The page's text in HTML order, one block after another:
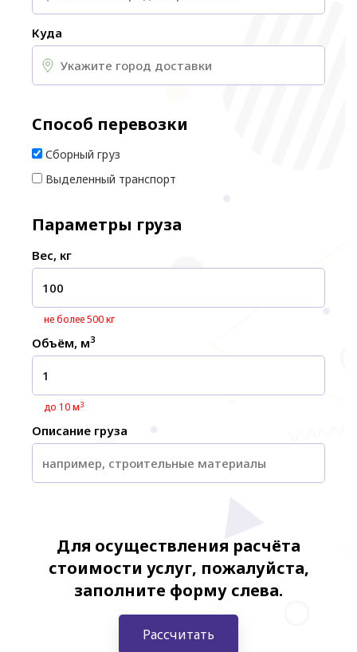
Куда
Способ перевозки
Сборный груз
Выделенный транспорт
Параметры груза
Вес, кг
не более 500 кг
Объём, м3
до 10 м3
Описание груза
Для осуществления расчёта
стоимости услуг, пожалуйста,
заполните форму слева.
Рассчитать